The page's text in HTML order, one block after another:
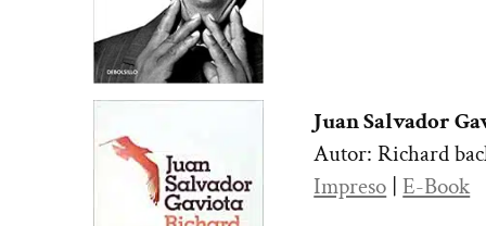
Juan Salvador
Autor: Richard
Impreso |E-Book